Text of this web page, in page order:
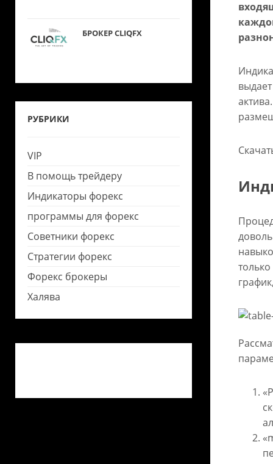
БРОКЕР CLIQFX
РУБРИКИ
VIP
В помощь трейдеру
Индикаторы форекс
программы для форекс
Советники форекс
Стратегии форекс
Форекс брокеры
Халява